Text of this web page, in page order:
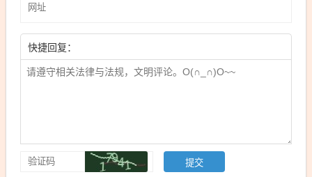
快捷回复：